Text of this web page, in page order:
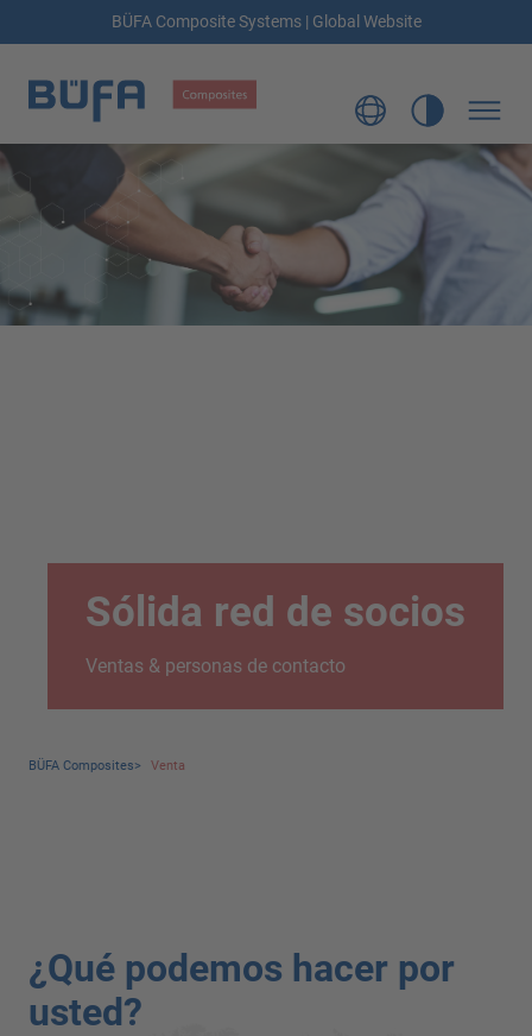
BÜFA Composite Systems | Global Website
Sólida red de socios
Ventas & personas de contacto
BÜFA Composites> Venta
¿Qué podemos hacer por
usted?